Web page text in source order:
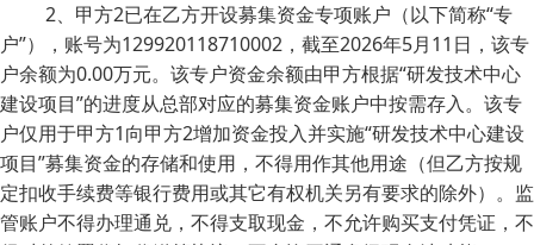
2、甲方2已在乙方开设募集资金专项账户（以下简称“专
户”），账号为129920118710002，截至2026年5月11日，该专
户余额为0.00万元。该专户资金余额由甲方根据“研发技术中心
建设项目”的进度从总部对应的募集资金账户中按需存入。该专
户仅用于甲方1向甲方2增加资金投入并实施“研发技术中心建设
项目”募集资金的存储和使用，不得用作其他用途（但乙方按规
定扣收手续费等银行费用或其它有权机关另有要求的除外）。监
管账户不得办理通兑，不得支取现金，不允许购买支付凭证，不